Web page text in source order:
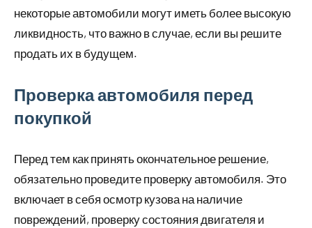
некоторые автомобили могут иметь более высокую
ликвидность, что важно в случае, если вы решите
продать их в будущем.
Проверка автомобиля перед
покупкой
Перед тем как принять окончательное решение,
обязательно проведите проверку автомобиля. Это
включает в себя осмотр кузова на наличие
повреждений, проверку состояния двигателя и